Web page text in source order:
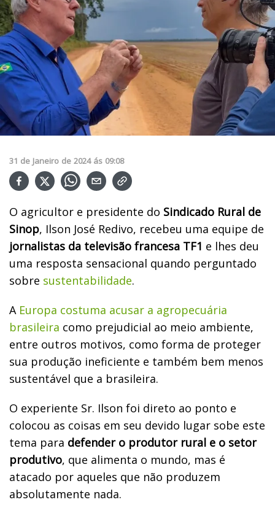
31 de Janeiro de 2024 ás 09:08
O agricultor e presidente do Sindicado Rural de
Sinop, Ilson José Redivo, recebeu uma equipe de
jornalistas da televisão francesa TF1 e lhes deu
uma resposta sensacional quando perguntado
sobre sustentabilidade.
A Europa costuma acusar a agropecuária
brasileira como prejudicial ao meio ambiente,
entre outros motivos, como forma de proteger
sua produção ineficiente e também bem menos
sustentável que a brasileira.
O experiente Sr. Ilson foi direto ao ponto e
colocou as coisas em seu devido lugar sobe este
tema para defender o produtor rural e o setor
produtivo, que alimenta o mundo, mas é
atacado por aqueles que não produzem
absolutamente nada.